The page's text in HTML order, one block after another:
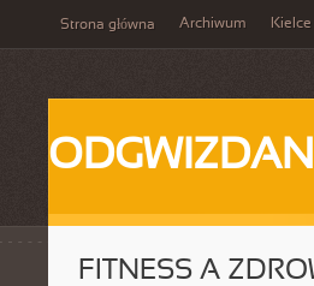
Strona główna Archiwum Kielce
FITNESS A